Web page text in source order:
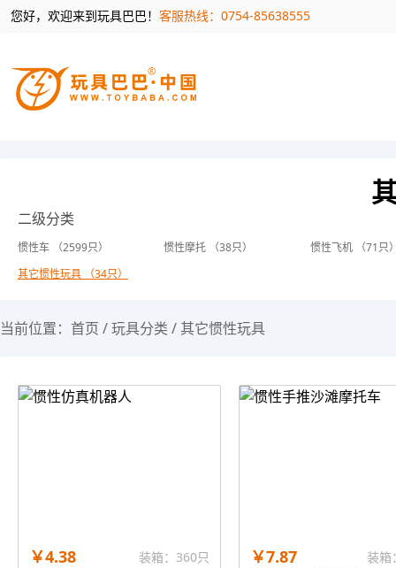
您好，欢迎来到玩具巴巴！ 客服热线：0754-85638555
二级分类
惯性车 （2599只） 惯性摩托 （38只）
惯性飞机 （71只
其它惯性玩具 （34只）
当前位置： 首页 /玩具分类 / 其它惯性玩具
￥4.38
装箱：360只
￥7.87
装箱